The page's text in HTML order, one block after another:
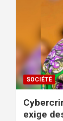
SOCIÉTÉ
exige